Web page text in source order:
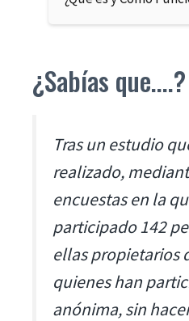
¿Sabías que....?
Tras un estudio
realizado,
encuestas en la
participado 142
ellas propietarios
quienes han
anónima, sin